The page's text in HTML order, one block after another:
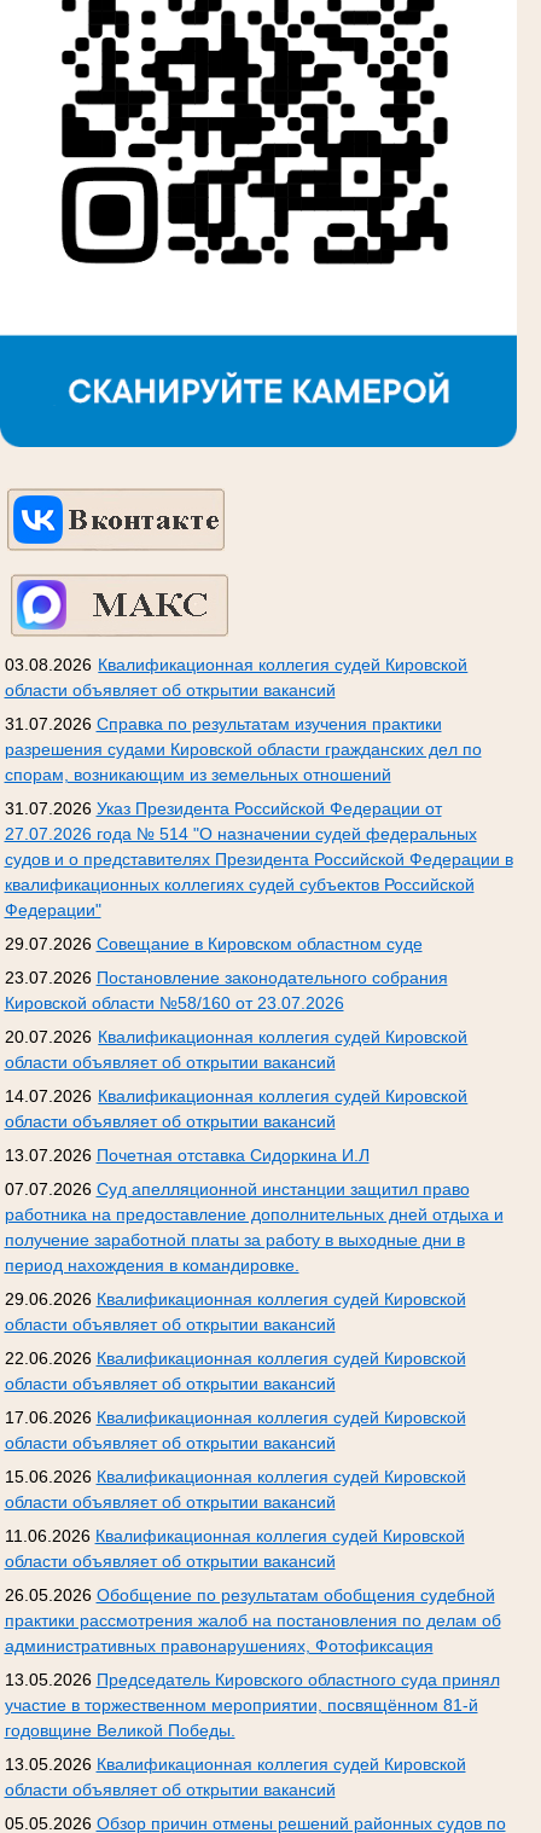
03.08.2026 Квалификационная коллегия судей Кировской
области объявляет об открытии вакансий
31.07.2026 Справка по результатам изучения практики
разрешения судами Кировской области гражданских дел по
спорам, возникающим из земельных отношений
31.07.2026 Указ Президента Российской Федерации от
27.07.2026 года № 514 "О назначении судей федеральных
судов и о представителях Президента Российской Федерации в
квалификационных коллегиях судей субъектов Российской
Федерации"
29.07.2026 Совещание в Кировском областном суде
23.07.2026 Постановление законодательного собрания
Кировской области №58/160 от 23.07.2026
20.07.2026 Квалификационная коллегия судей Кировской
области объявляет об открытии вакансий
14.07.2026 Квалификационная коллегия судей Кировской
области объявляет об открытии вакансий
13.07.2026 Почетная отставка Сидоркина И.Л
07.07.2026 Суд апелляционной инстанции защитил право
работника на предоставление дополнительных дней отдыха и
получение заработной платы за работу в выходные дни в
период нахождения в командировке.
29.06.2026 Квалификационная коллегия судей Кировской
области объявляет об открытии вакансий
22.06.2026 Квалификационная коллегия судей Кировской
области объявляет об открытии вакансий
17.06.2026 Квалификационная коллегия судей Кировской
области объявляет об открытии вакансий
15.06.2026 Квалификационная коллегия судей Кировской
области объявляет об открытии вакансий
11.06.2026 Квалификационная коллегия судей Кировской
области объявляет об открытии вакансий
26.05.2026 Обобщение по результатам обобщения судебной
практики рассмотрения жалоб на постановления по делам об
административных правонарушениях, Фотофиксация
13.05.2026 Председатель Кировского областного суда принял
участие в торжественном мероприятии, посвящённом 81-й
годовщине Великой Победы.
13.05.2026 Квалификационная коллегия судей Кировской
области объявляет об открытии вакансий
05.05.2026 Обзор причин отмены решений районных судов по